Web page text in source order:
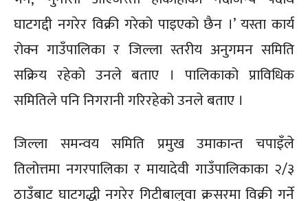
घाटगद्दी नगरेर विक्री गरेको पाइएको छैन ।’ यस्ता कार्य
रोक्न गाउँपालिका र जिल्ला स्तरीय अनुगमन समिति
सक्रिय रहेको उनले बताए । पालिकाको प्राविधिक
समितिले पनि निगरानी गरिरहेको उनले बताए ।
जिल्ला समन्वय समिति प्रमुख उमाकान्त चपाइँले
तिलोत्तमा नगरपालिका र मायादेवी गाउँपालिकाका २/३
ठाउँबाट घाटगद्धी नगरेर गिटीबालुवा क्रसरमा विक्री गर्ने